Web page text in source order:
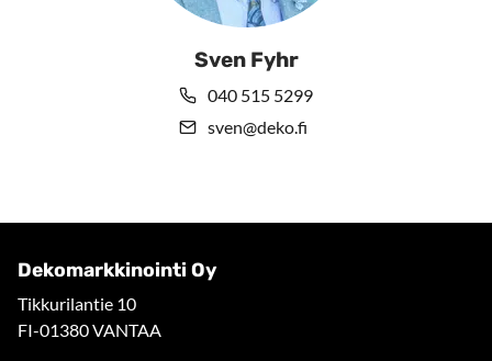
Sven Fyhr
040 515 5299
sven@deko.fi
Dekomarkkinointi Oy
Tikkurilantie 10
FI-01380 VANTAA